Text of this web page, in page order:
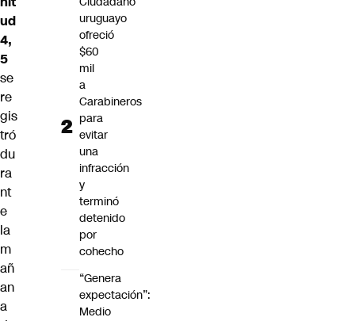
ud
4,
5
se
re
gis
tró
du
ra
nt
e
la
m
añ
an
a
uruguayo
ofreció
$60
mil
a
Carabineros
para
evitar
una
infracción
y
terminó
detenido
por
cohecho
“Genera
expectación”:
Medio